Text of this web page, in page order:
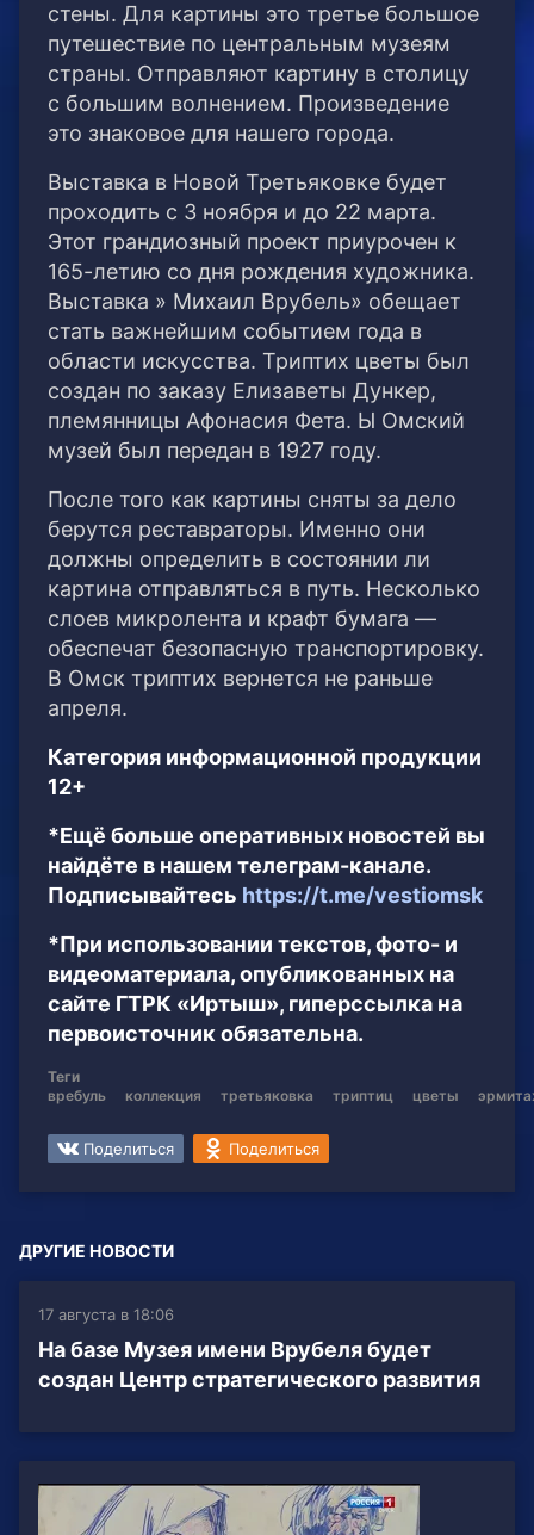
стены. Для картины это третье большое
путешествие по центральным музеям
страны. Отправляют картину в столицу
с большим волнением. Произведение
это знаковое для нашего города.
Выставка в Новой Третьяковке будет
проходить с 3 ноября и до 22 марта.
Этот грандиозный проект приурочен к
165-летию со дня рождения художника.
Выставка » Михаил Врубель» обещает
стать важнейшим событием года в
области искусства. Триптих цветы был
создан по заказу Елизаветы Дункер,
племянницы Афонасия Фета. Ы Омский
музей был передан в 1927 году.
После того как картины сняты за дело
берутся реставраторы. Именно они
должны определить в состоянии ли
картина отправляться в путь. Несколько
слоев микролента и крафт бумага —
обеспечат безопасную транспортировку.
В Омск триптих вернется не раньше
апреля.
Категория информационной продукции
12+
*Ещё больше оперативных новостей вы
найдёте в нашем телеграм-канале.
Подписывайтесь https://t.me/vestiomsk
*При использовании текстов, фото- и
видеоматериала, опубликованных на
сайте ГТРК «Иртыш», гиперссылка на
первоисточник обязательна.
Теги
вребуль
коллекция третьяковка триптиц цветы
Поделиться Поделиться
ДРУГИЕ НОВОСТИ
17 августа в 18:06
На базе Музея имени Врубеля будет
создан Центр стратегического развития